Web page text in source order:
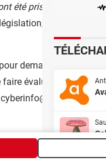
été prises
l'entreprise a
demander les codes
évaluer leur